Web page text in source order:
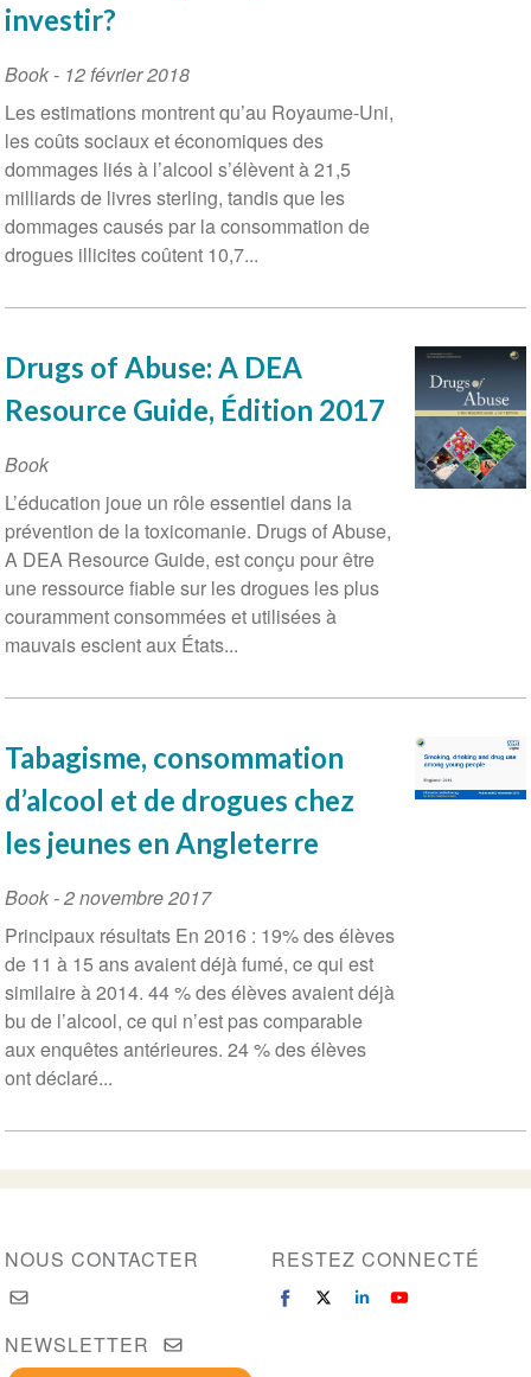
investir?
Book- 12 février 2018
Les estimations montrent qu’au Royaume-Uni,
les coûts sociaux et économiques des
dommages liés à l’alcool s’élèvent à 21,5
milliards de livres sterling, tandis que les
dommages causés par la consommation de
drogues illicites coûtent 10,7...
Drugs of Abuse: A DEA
Resource Guide, Édition 2017
Book
L’éducation joue un rôle essentiel dans la
prévention de la toxicomanie. Drugs of Abuse,
A DEA Resource Guide, est conçu pour être
une ressource fiable sur les drogues les plus
couramment consommées et utilisées à
mauvais escient aux États...
Tabagisme, consommation
d’alcool et de drogues chez
les jeunes en Angleterre
Book-2 novembre 2017
Principaux résultats En 2016 : 19% des élèves
de 11 à 15 ans avaient déjà fumé, ce qui est
similaire à 2014. 44 % des élèves avaient déjà
bu de l’alcool, ce qui n’est pas comparable
aux enquêtes antérieures. 24 % des élèves
ont déclaré...
NOUS CONTACTER RESTEZ CONNECTÉ
NEWSLETTER